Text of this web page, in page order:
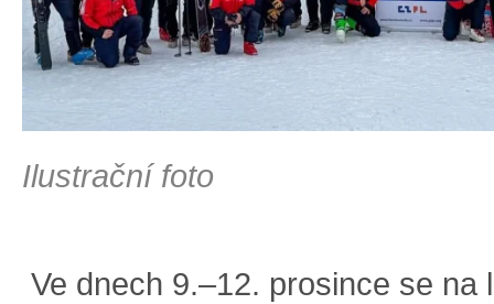
Ilustrační foto
Ve dnech 9.–12. prosince se na